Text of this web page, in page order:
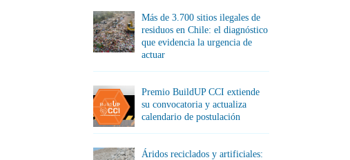
Más de 3.700 sitios ilegales de
residuos en Chile: el diagnóstico
que evidencia la urgencia de
actuar
Premio BuildUP CCI extiende
su convocatoria y actualiza
calendario de postulación
Áridos reciclados y artificiales: